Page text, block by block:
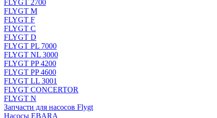
FLYGT 2700
FLYGT M
FLYGT F
FLYGT C
FLYGT D
FLYGT PL 7000
FLYGT NL 3000
FLYGT PP 4200
FLYGT PP 4600
FLYGT LL 3001
FLYGT CONCERTOR
FLYGT N
Запчасти для насосов Flygt
Насосы EBARA